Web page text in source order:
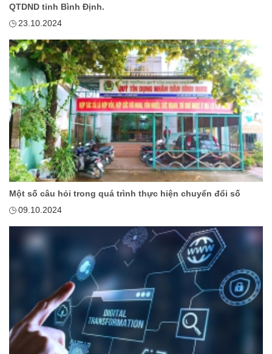
QTDND tỉnh Bình Định.
23.10.2024
Một số câu hỏi trong quá trình thực hiện chuyển đổi số
09.10.2024